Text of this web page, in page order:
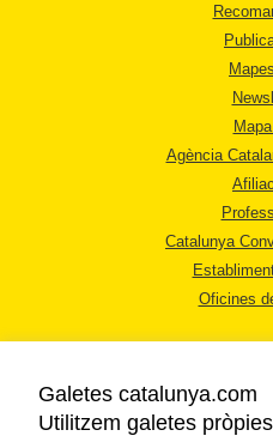
Agència
Catalunya
Oficines
Galetes catalunya.com
Utilitzem galetes